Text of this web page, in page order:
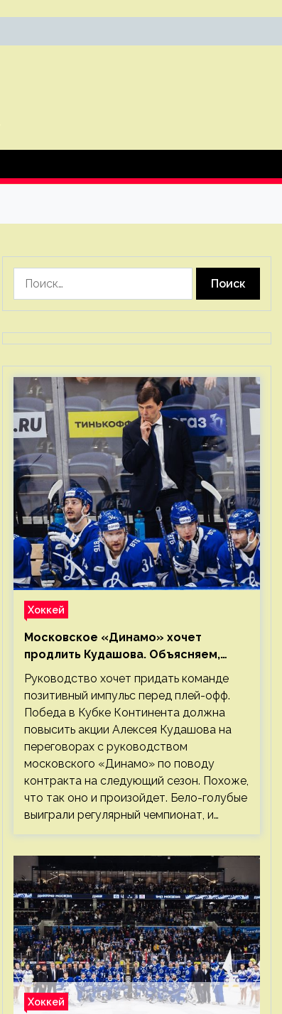
Хоккей
Московское «Динамо» хочет
продлить Кудашова. Объясняем,
почему это правильно
Руководство хочет придать команде
позитивный импульс перед плей-офф.
Победа в Кубке Континента должна
повысить акции Алексея Кудашова на
переговорах с руководством
московского «Динамо» по поводу
контракта на следующий сезон. Похоже,
что так оно и произойдет. Бело-голубые
выиграли регулярный чемпионат, и…
Хоккей